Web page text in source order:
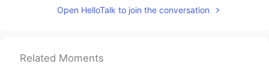
Fah 2019.07.30 07:59
won’t understand
Open HelloTalk to join the conversation
Related Moments